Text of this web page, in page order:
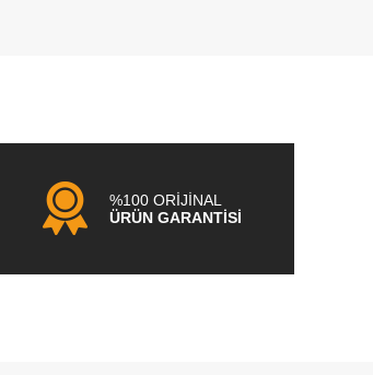
%100 ORİJİNAL
ÜRÜN GARANTİSİ